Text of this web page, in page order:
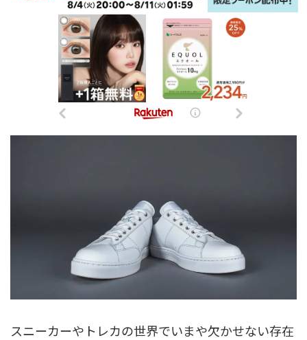
スニーカーやトレカの世界でいまや欠かせない存在